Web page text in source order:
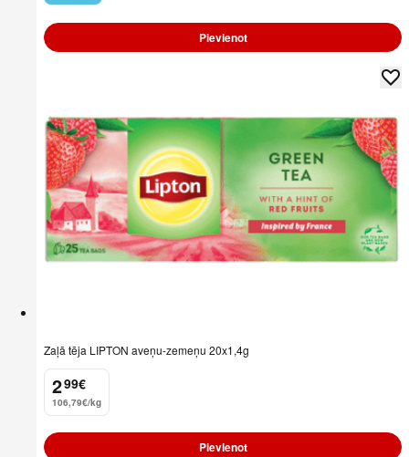
Pievienot
Zaļā tēja LIPTON aveņu-zemeņu 20x1,4g
2
. 99€
106,79€/kg
Pievienot